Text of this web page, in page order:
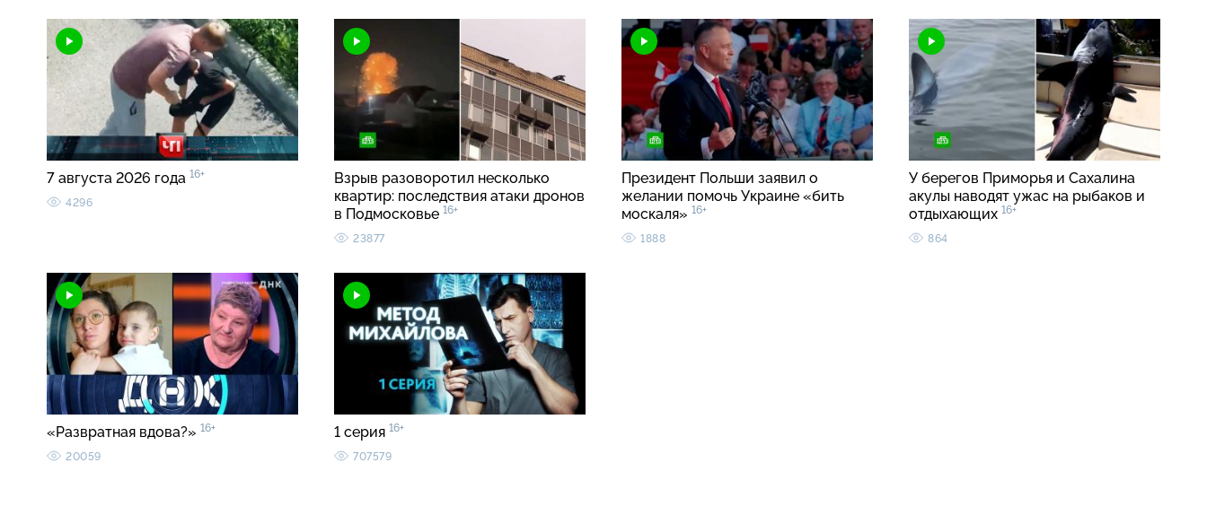
7 августа 2026 года 16+
4296
Взрыв разоворотил несколько
квартир: последствия атаки дронов
в Подмосковье 16+
23877
Президент Польши заявил о
желании помочь Украине «бить
москаля» 16+
1888
У берегов Приморья и Сахалина
акулы наводят ужас на рыбаков и
отдыхающих 16+
864
«Развратная вдова?» 16+
20059
1 серия 16+
707579